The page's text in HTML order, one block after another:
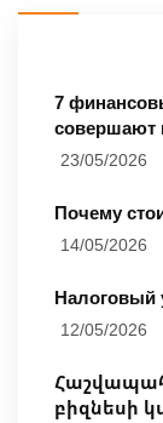
7
совершают
23/05/2026
Почему
14/05/2026
Налоговый
12/05/2026
բիզնեսի